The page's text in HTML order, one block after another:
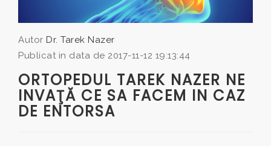
Autor Dr. Tarek Nazer
Publicat in data de 2017-11-12 19:13:44
ORTOPEDUL TAREK NAZER NE
INVAŢĂ CE SA FACEM IN CAZ
DE ENTORSA